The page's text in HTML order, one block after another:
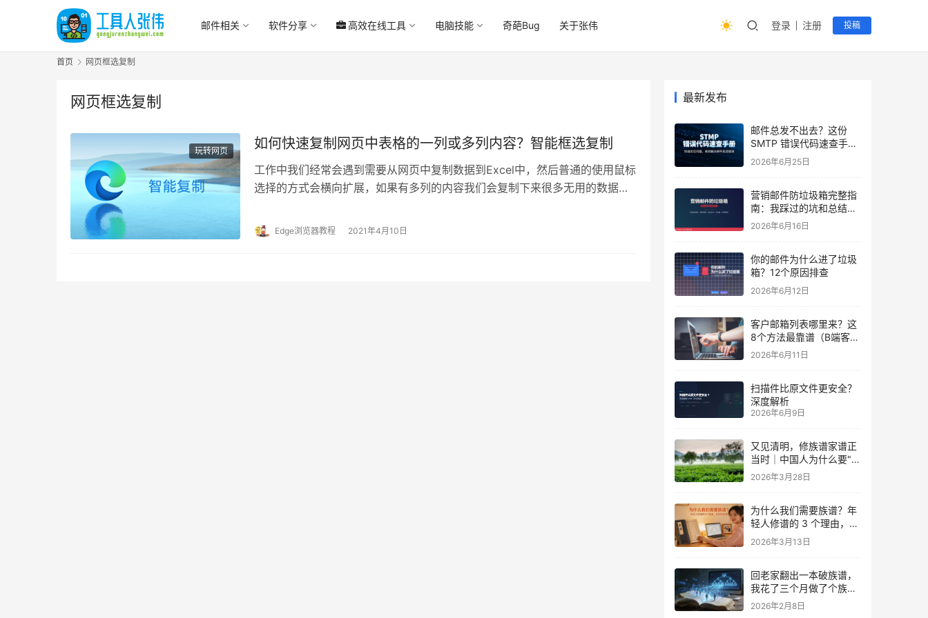
邮件相关 软件分享 高效在线工具 电脑技能 奇葩Bug 关于张伟 登录 注册 投稿
首页 网页框选复制
网页框选复制
玩转网页 如何快速复制网页中表格的一列或多列内容？智能框选复制
工作中我们经常会遇到需要从网页中复制数据到Excel中，然后普通的使用鼠标
选择的方式会横向扩展，如果有多列的内容我们会复制下来很多无用的数据，
内容。那么有没有更好的方法可以选择某一列直接进行复制呢。微软的Edge浏
览器给我们带来了最佳的解决方案，一起来看看吧！
Edge浏览器教程 2021年4月10日
最新发布
邮件总发不出去？这份
SMTP 错误代码速查手
册，建议收藏
2026年6月25日
营销邮件防垃圾箱完整指
南：我踩过的坑和总结出
的方法
2026年6月16日
你的邮件为什么进了垃圾
箱？12个原因排查
2026年6月12日
客户邮箱列表哪里来？这
8个方法最靠谱（B端客户
看第6个）
2026年6月11日
扫描件比原文件更安全？
深度解析
2026年6月9日
又见清明，修族谱家谱正
当时｜中国人为什么要"慎
终追远"？
2026年3月28日
为什么我们需要族谱？年
轻人修谱的 3 个理由，找
到你的根
2026年3月13日
回老家翻出一本破族谱，
我花了三个月做了个族谱
管理软件
2026年2月8日